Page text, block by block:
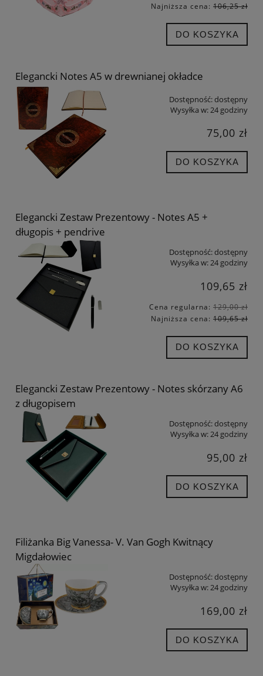
Najniższa cena: 106,25 zł
DO KOSZYKA
Elegancki Notes A5 w drewnianej okładce
Dostępność:dostępny
Wysyłka w: 24 godziny
75,00 zł
DO KOSZYKA
Elegancki Zestaw Prezentowy - Notes A5 +
długopis + pendrive
Dostępność:dostępny
Wysyłka w:24 godziny
109,65 zł
Cena regularna: 129,00 zł
Najniższa cena: 109,65 zł
DO KOSZYKA
Elegancki Zestaw Prezentowy - Notes skórzany A6
z długopisem
Dostępność:dostępny
Wysyłka w:24 godziny
95,00 zł
DO KOSZYKA
Filiżanka Big Vanessa- V. Van Gogh Kwitnący
Migdałowiec
Dostępność:dostępny
Wysyłka w:24 godziny
169,00 zł
DO KOSZYKA